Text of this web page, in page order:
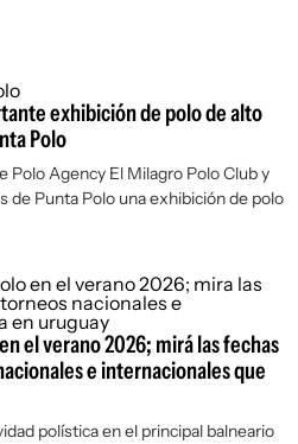
exhibición de polo de alto
Polo
Polo Agency El Milagro Polo Club y
de Punta Polo una exhibición de polo
el verano 2026; mirá las fechas
e internacionales que
polística en el principal balneario